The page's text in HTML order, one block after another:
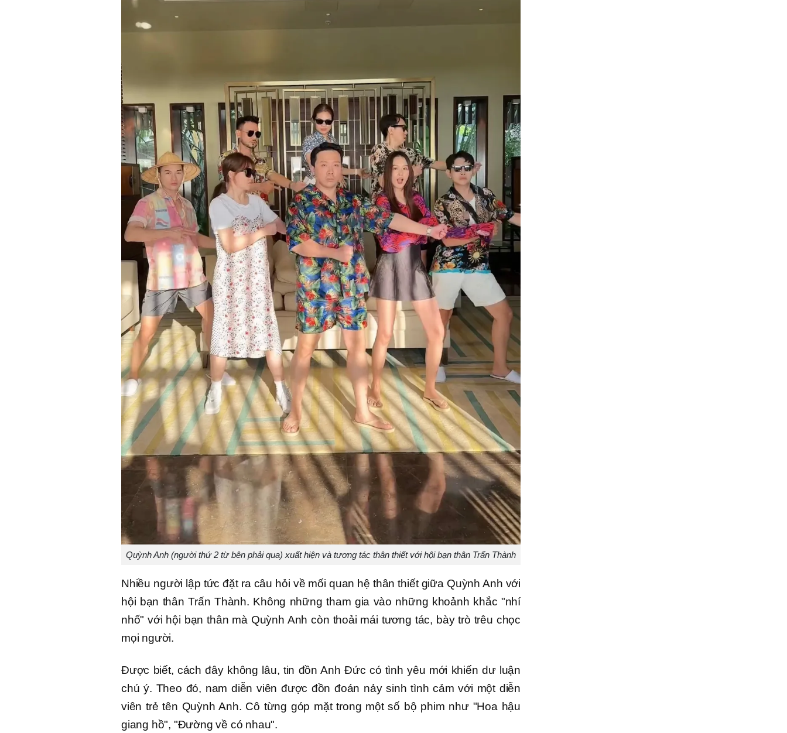
Quỳnh Anh (người thứ 2 từ bên phải qua) xuất hiện và tương tác thân thiết với hội bạn thân Trấn Thành
Nhiều người lập tức đặt ra câu hỏi về mối quan hệ thân thiết giữa Quỳnh Anh với
hội bạn thân Trấn Thành. Không những tham gia vào những khoảnh khắc "nhí
nhố" với hội bạn thân mà Quỳnh Anh còn thoải mái tương tác, bày trò trêu chọc
mọi người.
Được biết, cách đây không lâu, tin đồn Anh Đức có tình yêu mới khiến dư luận
chú ý. Theo đó, nam diễn viên được đồn đoán nảy sinh tình cảm với một diễn
viên trẻ tên Quỳnh Anh. Cô từng góp mặt trong một số bộ phim như "Hoa hậu
giang hồ", "Đường về có nhau".